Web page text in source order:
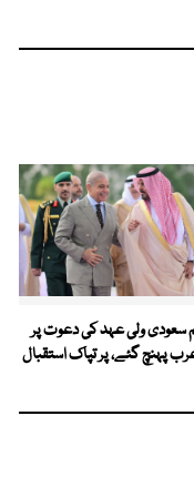
سعودی ولی عہد کی دعوت پر
پہنچ گئے، پر تپاک استقبال